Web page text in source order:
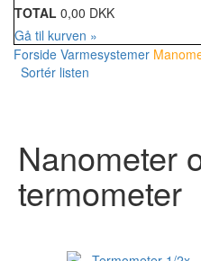
TOTAL 0,00 DKK
Gå til kurven »
Forside Varmesystemer
Sortér listen
Nanometer
termometer